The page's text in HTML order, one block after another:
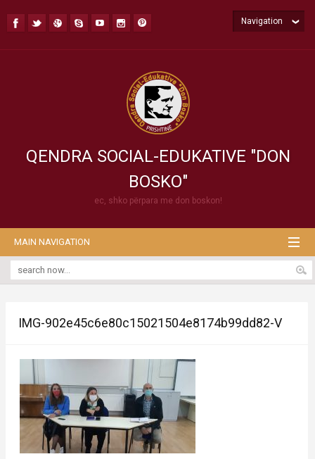
QENDRA SOCIAL-EDUKATIVE "DON
BOSKO"
ec, shko përpara me don boskon!
Navigation
MAIN NAVIGATION
IMG-902e45c6e80c15021504e8174b99dd82-V